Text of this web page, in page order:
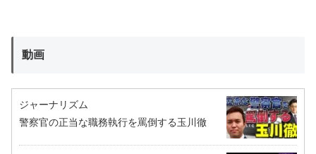
動画
ジャーナリズム
警察官の正当な職務執行を罵倒する玉川徹